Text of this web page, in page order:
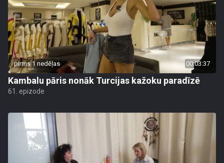
pirms 1 nedēļas 00:03:37
Kambalu pāris nonāk Turcijas kažoku paradīzē
61. epizode